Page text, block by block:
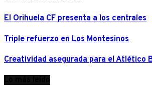
El Orihuela CF presenta a los centrales
Triple refuerzo en Los Montesinos
Creatividad asegurada para el Atlético